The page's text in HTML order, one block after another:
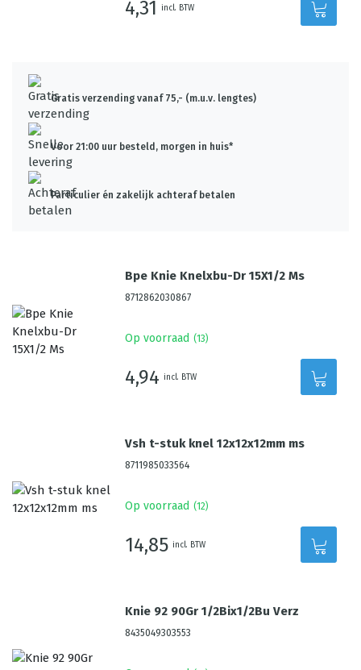
4,31 incl. BTW
Gratis verzending vanaf 75,- (m.u.v. lengtes)
Voor 21:00 uur besteld, morgen in huis*
Particulier én zakelijk achteraf betalen
Bpe Knie Knelxbu-Dr 15X1/2 Ms
8712862030867
Op voorraad (13)
4,94 incl. BTW
Vsh t-stuk knel 12x12x12mm ms
8711985033564
Op voorraad (12)
14,85 incl. BTW
Knie 92 90Gr 1/2Bix1/2Bu Verz
8435049303553